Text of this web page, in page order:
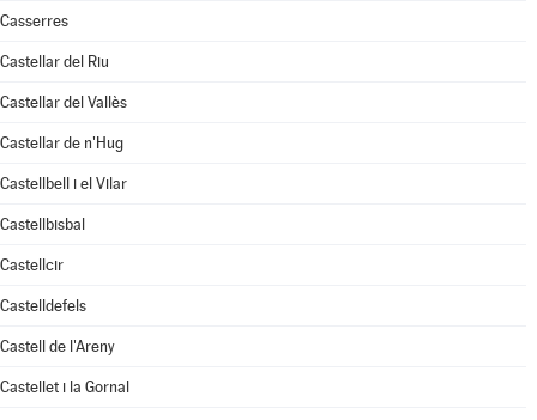
Casserres
Castellar del Riu
Castellar del Vallès
Castellar de n'Hug
Castellbell i el Vilar
Castellbisbal
Castellcir
Castelldefels
Castell de l'Areny
Castellet i la Gornal